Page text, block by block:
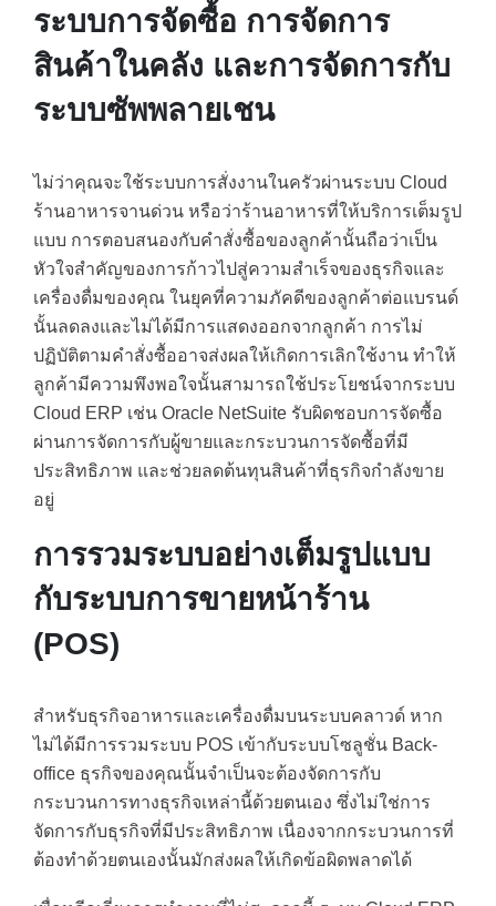
ระบบการจัดซื้อ การจัดการ
สินค้าในคลัง และการจัดการกับ
ระบบซัพพลายเชน
ไม่ว่าคุณจะใช้ระบบการสั่งงานในครัวผ่านระบบ Cloud
ร้านอาหารจานด่วน หรือว่าร้านอาหารที่ให้บริการเต็มรูป
แบบ การตอบสนองกับคำสั่งซื้อของลูกค้านั้นถือว่าเป็น
หัวใจสำคัญของการก้าวไปสู่ความสำเร็จของธุรกิจและ
เครื่องดื่มของคุณ ในยุคที่ความภัคดีของลูกค้าต่อแบรนด์
นั้นลดลงและไม่ได้มีการแสดงออกจากลูกค้า การไม่
ปฏิบัติตามคำสั่งซื้ออาจส่งผลให้เกิดการเลิกใช้งาน ทำให้
ลูกค้ามีความพึงพอใจนั้นสามารถใช้ประโยชน์จากระบบ
Cloud ERP เช่น Oracle NetSuite รับผิดชอบการจัดซื้อ
ผ่านการจัดการกับผู้ขายและกระบวนการจัดซื้อที่มี
ประสิทธิภาพ และช่วยลดต้นทุนสินค้าที่ธุรกิจกำลังขาย
อยู่
การรวมระบบอย่างเต็มรูปแบบ
กับระบบการขายหน้าร้าน
(POS)
สำหรับธุรกิจอาหารและเครื่องดื่มบนระบบคลาวด์ หาก
ไม่ได้มีการรวมระบบ POS เข้ากับระบบโซลูชั่น Back-
office ธุรกิจของคุณนั้นจำเป็นจะต้องจัดการกับ
กระบวนการทางธุรกิจเหล่านี้ด้วยตนเอง ซึ่งไม่ใช่การ
จัดการกับธุรกิจที่มีประสิทธิภาพ เนื่องจากกระบวนการที่
ต้องทำด้วยตนเองนั้นมักส่งผลให้เกิดข้อผิดพลาดได้